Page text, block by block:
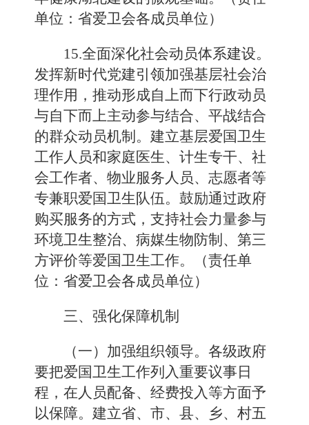
单位：省爱卫会各成员单位）
15.全面深化社会动员体系建设。
发挥新时代党建引领加强基层社会治
理作用，推动形成自上而下行政动员
与自下而上主动参与结合、平战结合
的群众动员机制。建立基层爱国卫生
工作人员和家庭医生、计生专干、社
会工作者、物业服务人员、志愿者等
专兼职爱国卫生队伍。鼓励通过政府
购买服务的方式，支持社会力量参与
环境卫生整治、病媒生物防制、第三
方评价等爱国卫生工作。（责任单
位：省爱卫会各成员单位）
三、强化保障机制
（一）加强组织领导。 各级政府
要把爱国卫生工作列入重要议事日
程，在人员配备、经费投入等方面予
以保障。建立省、市、县、乡、村五